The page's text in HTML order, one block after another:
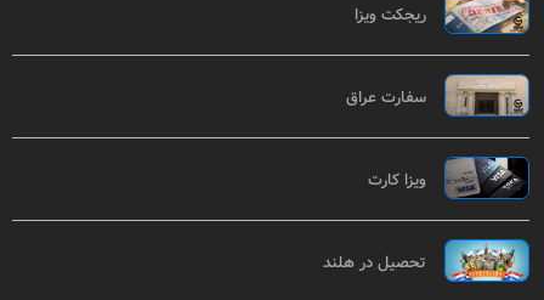
ریجکت ویزا
سفارت عراق
ویزا کارت
تحصیل در هلند